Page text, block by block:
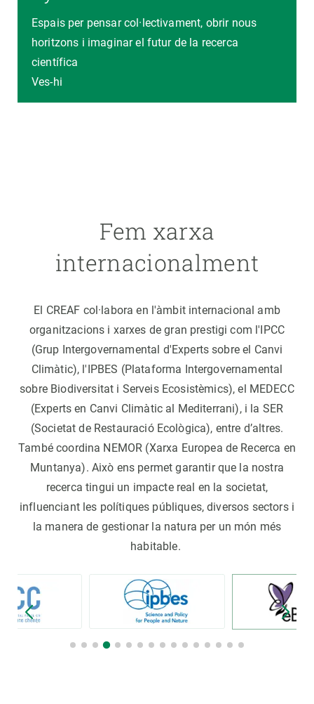
Espais per pensar col·lectivament, obrir nous
horitzons i imaginar el futur de la recerca
científica
Ves-hi
Fem xarxa
internacionalment
El CREAF col·labora en l'àmbit internacional amb
organitzacions i xarxes de gran prestigi com l'IPCC
(Grup Intergovernamental d'Experts sobre el Canvi
Climàtic), l'IPBES (Plataforma Intergovernamental
sobre Biodiversitat i Serveis Ecosistèmics), el MEDECC
(Experts en Canvi Climàtic al Mediterrani), i la SER
(Societat de Restauració Ecològica), entre d’altres.
També coordina NEMOR (Xarxa Europea de Recerca en
Muntanya). Això ens permet garantir que la nostra
recerca tingui un impacte real en la societat,
influenciant les polítiques públiques, diversos sectors i
la manera de gestionar la natura per un món més
habitable.